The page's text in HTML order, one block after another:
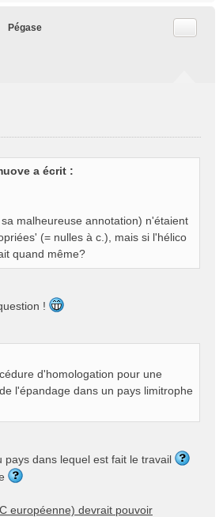
Pégase
a écrit :
malheureuse annotation) n'étaient
(= nulles à c.), mais si l'hélico
quand même?
!
d'homologation pour une
l'épandage dans un pays limitrophe
pays dans lequel est fait le travail
européenne) devrait pouvoir